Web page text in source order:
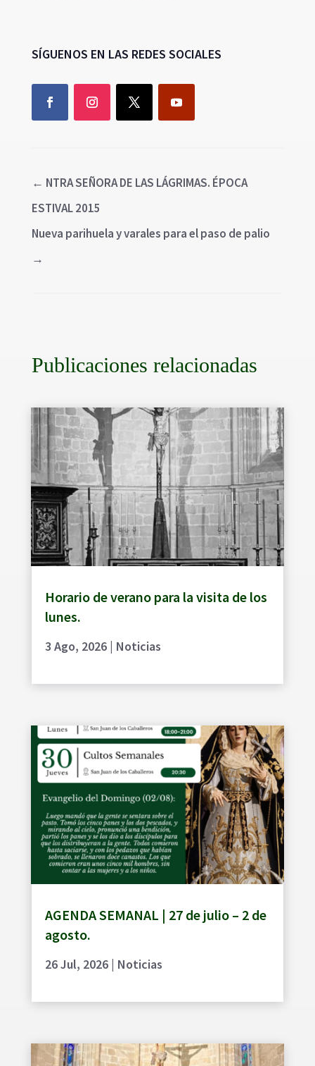
SÍGUENOS EN LAS REDES SOCIALES
← NTRA SEÑORA DE LAS LÁGRIMAS. ÉPOCA
ESTIVAL 2015
Nueva parihuela y varales para el paso de palio
→
Publicaciones relacionadas
Horario de verano para la visita de los
lunes.
3 Ago, 2026| Noticias
AGENDA SEMANAL | 27 de julio – 2 de
agosto.
26 Jul, 2026| Noticias